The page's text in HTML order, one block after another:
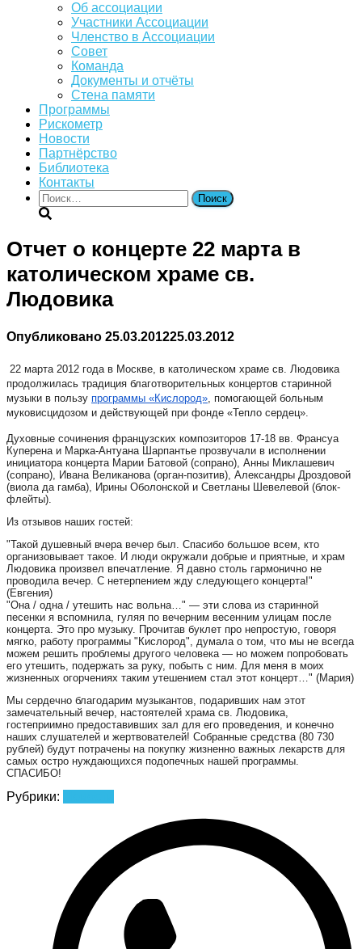
Об ассоциации
Участники Ассоциации
Членство в Ассоциации
Совет
Команда
Документы и отчёты
Стена памяти
Программы
Рискометр
Новости
Партнёрство
Библиотека
Контакты
Найти:
Отчет о концерте 22 марта в
католическом храме св.
Людовика
Опубликовано 25.03.201225.03.2012
22 марта 2012 года в Москве, в католическом храме св. Людовика
продолжилась традиция благотворительных концертов старинной
музыки в пользу программы «Кислород» , помогающей больным
муковисцидозом и действующей при фонде «Тепло сердец».
Духовные сочинения французских композиторов 17-18 вв. Франсуа
Куперена и Марка-Антуана Шарпантье прозвучали в исполнении
инициатора концерта Марии Батовой (сопрано), Анны Миклашевич
(сопрано), Ивана Великанова (орган-позитив), Александры Дроздовой
(виола да гамба), Ирины Оболонской и Светланы Шевелевой (блок-
флейты).
Из отзывов наших гостей:
"Такой душевный вчера вечер был. Спасибо большое всем, кто
организовывает такое. И люди окружали добрые и приятные, и храм
Людовика произвел впечатление. Я давно столь гармонично не
проводила вечер. С нетерпением жду следующего концерта!"
(Евгения)
"Она / одна / утешить нас вольна…" — эти слова из старинной
песенки я вспомнила, гуляя по вечерним весенним улицам после
концерта. Это про музыку. Прочитав буклет про непростую, говоря
мягко, работу программы "Кислород", думала о том, что мы не всегда
можем решить проблемы другого человека — но можем попробовать
его утешить, подержать за руку, побыть с ним. Для меня в моих
жизненных огорчениях таким утешением стал этот концерт…" (Мария)
Мы сердечно благодарим музыкантов, подаривших нам этот
замечательный вечер, настоятелей храма св. Людовика,
гостеприимно предоставивших зал для его проведения, и конечно
наших слушателей и жертвователей! Собранные средства (80 730
рублей) будут потрачены на покупку жизненно важных лекарств для
самых остро нуждающихся подопечных нашей программы.
СПАСИБО!
Рубрики: